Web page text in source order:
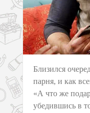
Близился
парня, и как
«А что же
убедившись в